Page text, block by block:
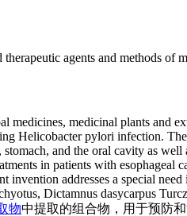
agents and methods of
medicines, medicinal plants and
Helicobacter pylori infection.
and the oral cavity as
in patients with
invention addresses a special
Dictamnus dasycarpus
物中提取的组合物，用于预防